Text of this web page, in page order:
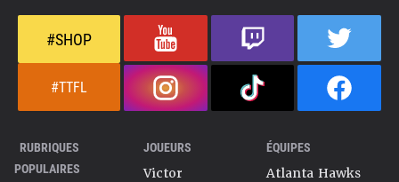
#SHOP
#TTFL
RUBRIQUES
POPULAIRES
JOUEURS
Victor
ÉQUIPES
Atlanta Hawks